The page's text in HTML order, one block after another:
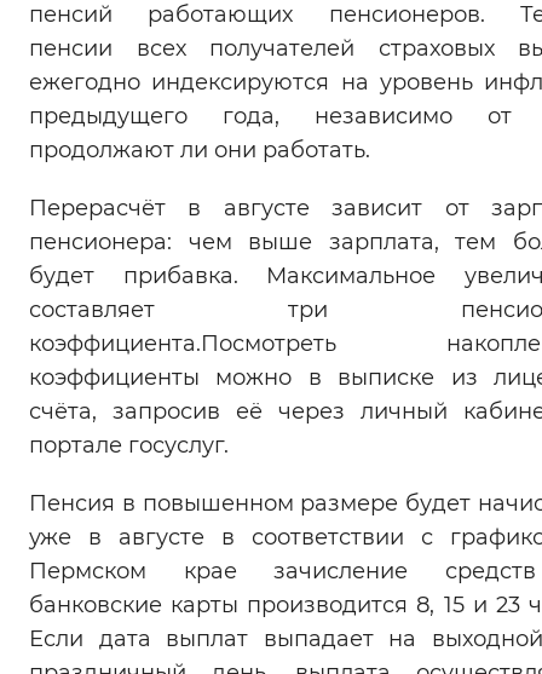
Вернуть стандартные настройки
пенсий работающих пенсионеров.
пенсии всех получателей страховых
ежегодно индексируются на уровень
предыдущего года, независимо от
продолжают ли они работать.
Перерасчёт в августе зависит от
пенсионера: чем выше зарплата, тем
будет прибавка. Максимальное
составляет три
коэффициента.Посмотреть
коэффициенты можно в выписке из
счёта, запросив её через личный
портале госуслуг.
Пенсия в повышенном размере будет
уже в августе в соответствии с
Пермском крае зачисление
банковские карты производится 8, 15 и 23
Если дата выплат выпадает на